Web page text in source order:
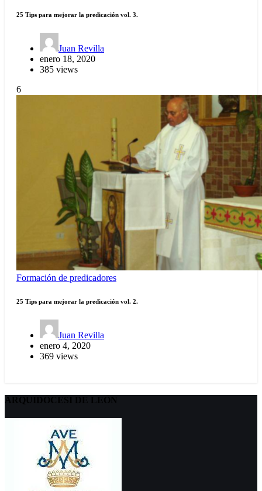
25 Tips para mejorar la predicación vol. 3.
Juan Revilla
enero 18, 2020
385 views
6
Formación de predicadores
25 Tips para mejorar la predicación vol. 2.
Juan Revilla
enero 4, 2020
369 views
ARQUIDÖCESI DE LEÓN